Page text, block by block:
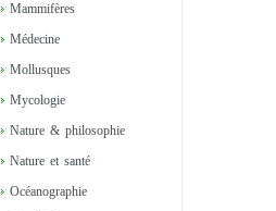
Mammifères
Médecine
Mollusques
Mycologie
Nature & philosophie
Nature et santé
Océanographie